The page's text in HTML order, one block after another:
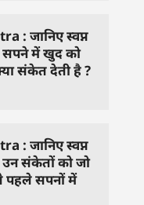
: जानिए स्वप्न
सपने में खुद को
संकेत देती है ?
: जानिए स्वप्न
उन संकेतों को जो
सपनों में